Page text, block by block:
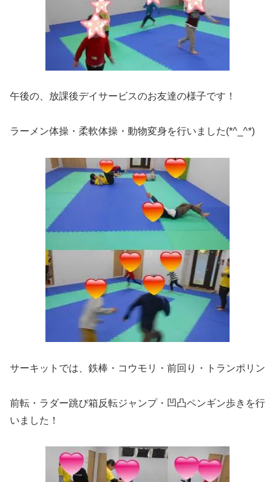
午後の、放課後デイサービスのお友達の様子です！
ラーメン体操・柔軟体操・動物変身を行いました(*^_^*)
サーキットでは、鉄棒・コウモリ・前回り・トランポリン
前転・ラダー跳び箱反転ジャンプ・凹凸ペンギン歩きを行
いました！